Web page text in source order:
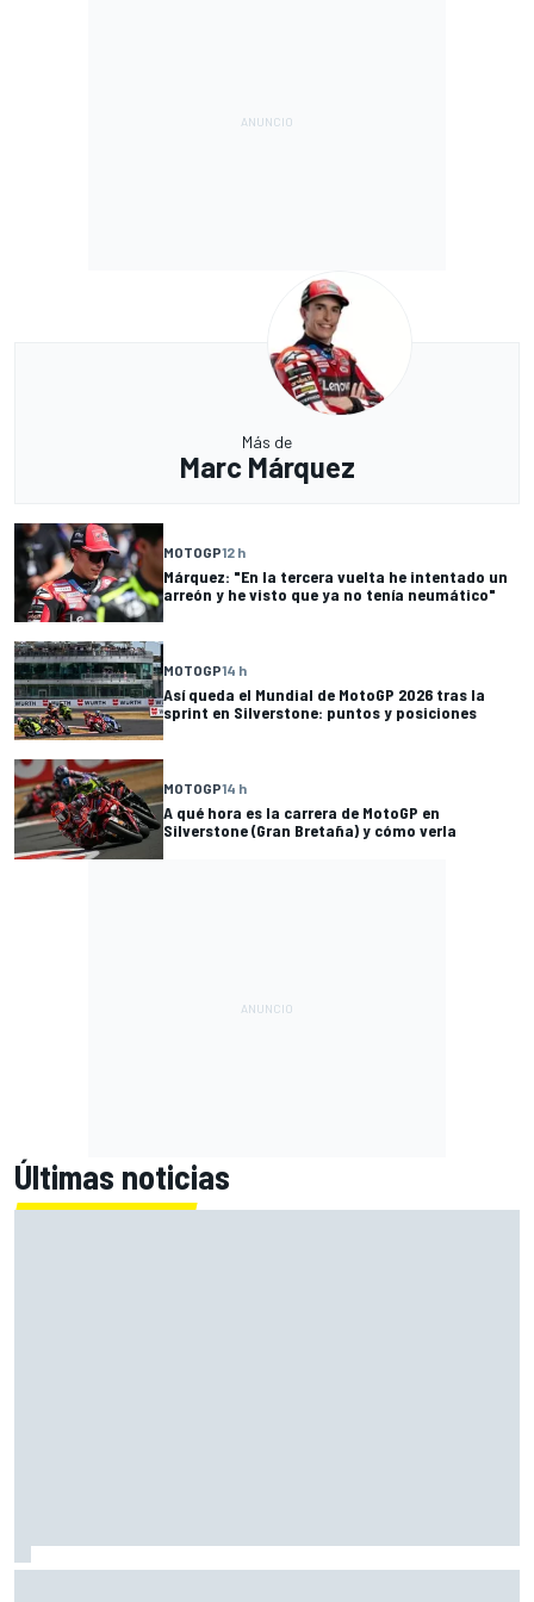
Más de
Marc Márquez
MOTOGP12 h
Márquez: "En la tercera vuelta he intentado un
arreón y he visto que ya no tenía neumático"
MOTOGP14 h
Así queda el Mundial de MotoGP 2026 tras la
sprint en Silverstone: puntos y posiciones
MOTOGP14 h
A qué hora es la carrera de MotoGP en
Silverstone (Gran Bretaña) y cómo verla
Últimas noticias